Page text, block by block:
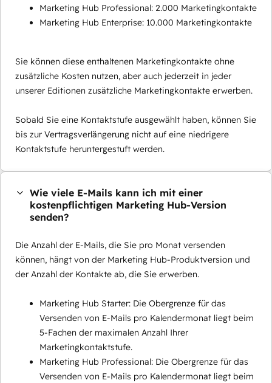
Marketing Hub Professional: 2.000 Marketingkontakte
Marketing Hub Enterprise: 10.000 Marketingkontakte
Sie können diese enthaltenen Marketingkontakte ohne
zusätzliche Kosten nutzen, aber auch jederzeit in jeder
unserer Editionen zusätzliche Marketingkontakte erwerben.
Sobald Sie eine Kontaktstufe ausgewählt haben, können Sie
bis zur Vertragsverlängerung nicht auf eine niedrigere
Kontaktstufe heruntergestuft werden.
Wie viele E-Mails kann ich mit einer
kostenpflichtigen Marketing Hub-Version
senden?
Die Anzahl der E-Mails, die Sie pro Monat versenden
können, hängt von der Marketing Hub-Produktversion und
der Anzahl der Kontakte ab, die Sie erwerben.
Marketing Hub Starter: Die Obergrenze für das
Versenden von E-Mails pro Kalendermonat liegt beim
5-Fachen der maximalen Anzahl Ihrer
Marketingkontaktstufe.
Marketing Hub Professional: Die Obergrenze für das
Versenden von E-Mails pro Kalendermonat liegt beim